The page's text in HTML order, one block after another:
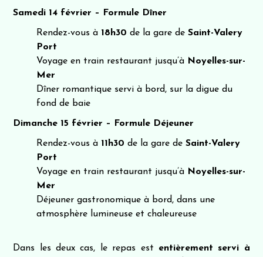
Samedi 14 février – Formule Dîner
Rendez-vous à 18h30 de la gare deSaint-Valery
Port
Voyage en train restaurant jusqu’à Noyelles-sur-
Mer
Dîner romantique servi à bord, sur la digue du
fond de baie
Dimanche 15 février – Formule Déjeuner
Rendez-vous à 11h30 de la gare deSaint-Valery
Port
Voyage en train restaurant jusqu’à Noyelles-sur-
Mer
Déjeuner gastronomique à bord, dans une
atmosphère lumineuse et chaleureuse
Dans les deux cas, le repas est entièrement servi à